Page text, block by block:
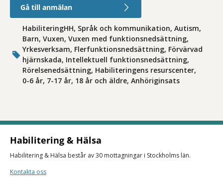
Gå till anmälan
HabiliteringHH, Språk och kommunikation, Autism,
Barn, Vuxen, Vuxen med funktionsnedsättning,
Yrkesverksam, Flerfunktionsnedsättning, Förvärvad
hjärnskada, Intellektuell funktionsnedsättning,
Rörelsenedsättning, Habiliteringens resurscenter,
0-6 år, 7-17 år, 18 år och äldre, Anhöriginsats
Habilitering & Hälsa
Habilitering & Hälsa består av 30 mottagningar i Stockholms län.
Kontakta oss